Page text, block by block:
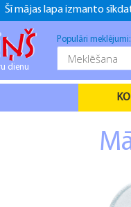
Šī mājas lapa izmanto
+371 26916937
dienu
Populāri meklējumi: